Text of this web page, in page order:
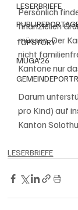
LESERBRIEFE
TOPSTORY
MUGA'26
Persönlich
finanziellen
müssen. Der
nicht
Kantone nur
Darum
pro Kind) auf
Kanton
LESERBRIEFE